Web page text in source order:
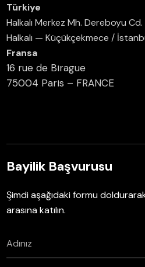
Türkiye
Halkalı Merkez Mh. Dereboyu
Halkalı — Küçükçekmece /
Fransa
16 rue de Birague
75004 Paris – FRANCE
Bayilik Başvurusu
Şimdi aşağıdaki formu
arasına katılın.